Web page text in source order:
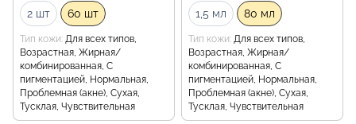
2 шт 60 шт
Тип кожи Для всех типов,
Возрастная, Жирная/
комбинированная, С
пигментацией, Нормальная,
Проблемная (акне), Сухая,
Тусклая, Чувствительная
1,5 мл 80 мл
Тип кожи Для всех типов,
Возрастная, Жирная/
комбинированная, С
пигментацией, Нормальная,
Проблемная (акне), Сухая,
Тусклая, Чувствительная